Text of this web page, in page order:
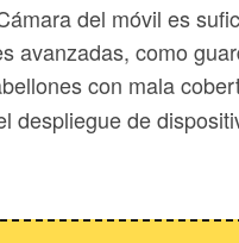
del móvil es
avanzadas, como
con mala
despliegue de